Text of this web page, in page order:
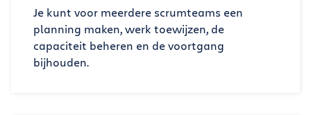
Je kunt voor meerdere scrumteams een
planning maken, werk toewijzen, de
capaciteit beheren en de voortgang
bijhouden.